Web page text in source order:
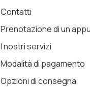
Contatti
Prenotazione di un
I nostri servizi
Modalità di pagamento
Opzioni di consegna